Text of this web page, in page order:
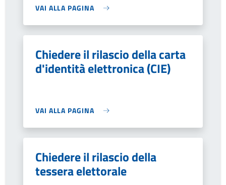
VAI ALLA PAGINA
Chiedere il rilascio della carta
d'identità elettronica (CIE)
VAI ALLA PAGINA
Chiedere il rilascio della
tessera elettorale